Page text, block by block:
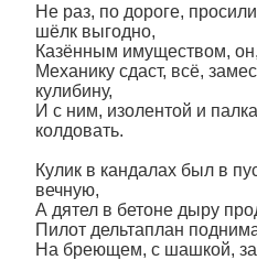
Не раз, по дороге,
шёлк выгодно,
Казённым имуществом,
Механику сдаст, всё,
кулибину,
И с ним, изолентой и
колдовать.
Кулик в кандалах был в
вечную,
А дятел в бетоне дыру
Пилот дельтаплан
На бреющем, с шашкой,